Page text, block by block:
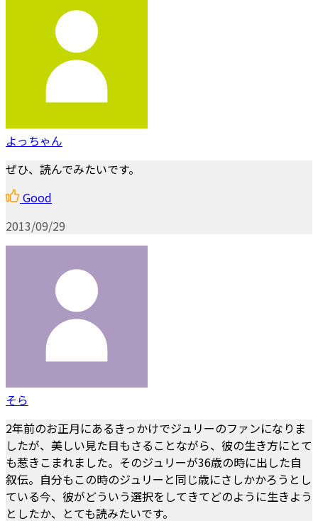
よっちゃん
ぜひ、読んでみたいです。
Good
2013/09/29
そら
2年前のお正月にあるきっかけでジュリーのファンになりま
したが、美しい見た目もさることながら、彼の生き方にとて
も惹きこまれました。そのジュリーが36歳の時に出した自
叙伝。自分もこの時のジュリーと同じ歳にさしかかろうとし
ている今、彼がどういう選択をしてきてどのように生きよう
としたか、とても読みたいです。